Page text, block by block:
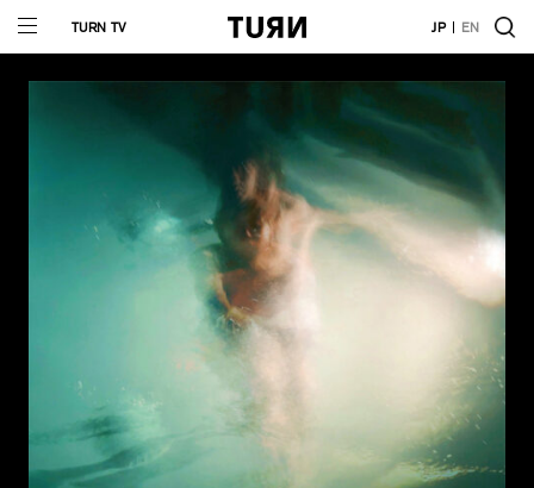
TURN TV JP EN